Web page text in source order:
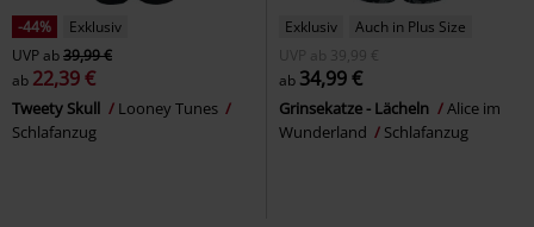
-44%
Exklusiv
UVPab39,99 €
ab 22,39 €
Tweety Skull
Looney Tunes
Schlafanzug
Exklusiv
Auch in Plus Size
UVP
ab
39,99 €
ab 34,99 €
Grinsekatze - Lächeln
Alice im
Wunderland
Schlafanzug